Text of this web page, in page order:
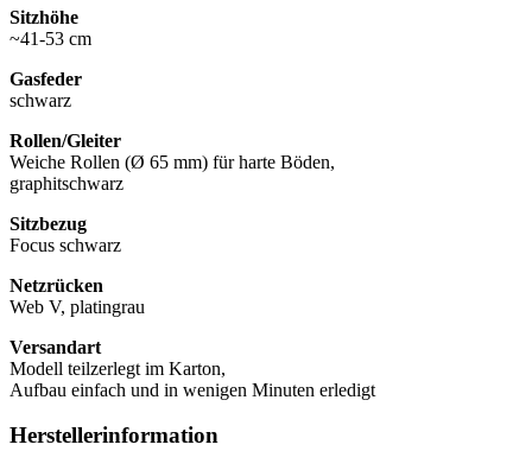
Sitzhöhe
~41-53 cm
Gasfeder
schwarz
Rollen/Gleiter
Weiche Rollen (Ø 65 mm) für harte Böden,
graphitschwarz
Sitzbezug
Focus schwarz
Netzrücken
Web V, platingrau
Versandart
Modell teilzerlegt im Karton,
Aufbau einfach und in wenigen Minuten erledigt
Herstellerinformation